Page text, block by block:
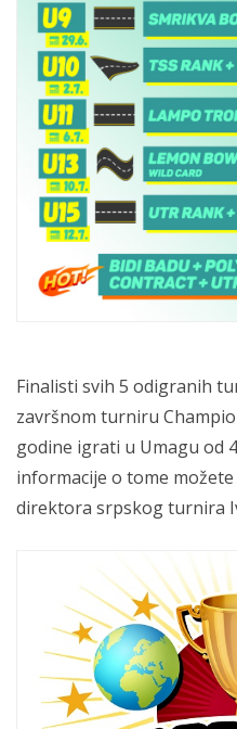
Finalisti svih 5 odigranih
završnom turniru
godine igrati u Umagu od
informacije o tome
direktora srpskog turnira